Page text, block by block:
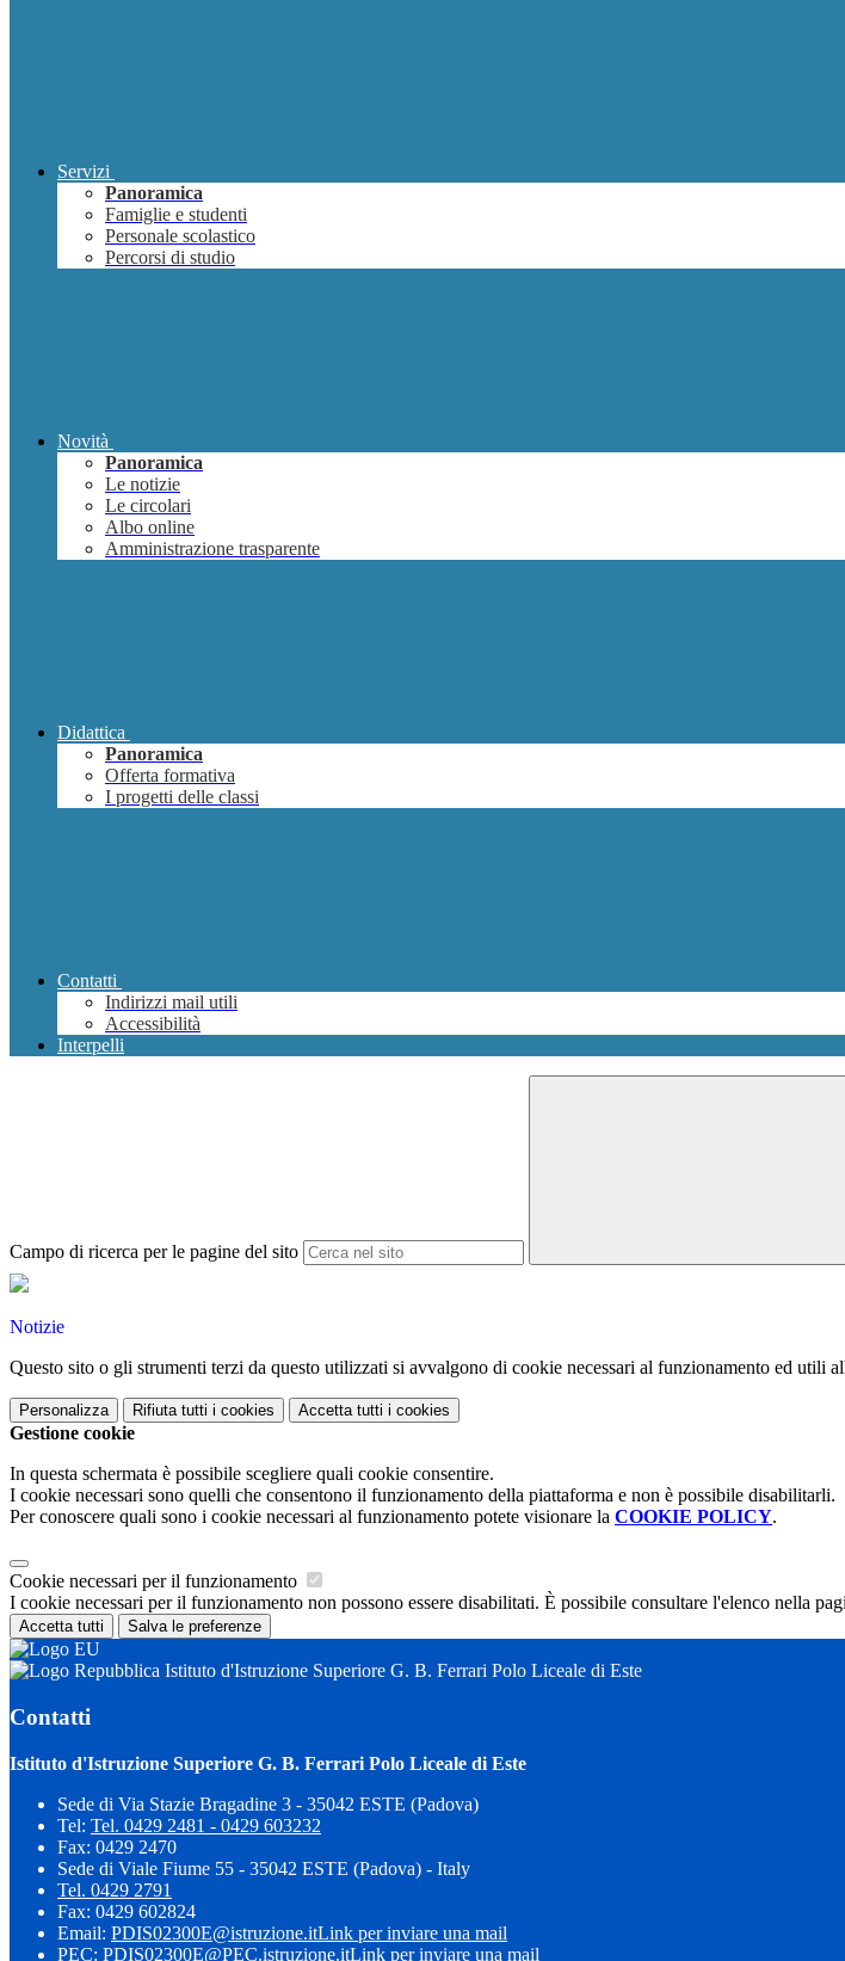
Servizi
Panoramica
Famiglie e studenti
Personale scolastico
Percorsi di studio
Novità
Panoramica
Le notizie
Le circolari
Albo online
Amministrazione trasparente
Didattica
Panoramica
Offerta formativa
I progetti delle classi
Contatti
Indirizzi mail utili
Accessibilità
Interpelli
Campo di ricerca per le pagine del sito
Notizie
Questo sito o gli strumenti terzi da questo utilizzati si avvalgono di cookie necessari al funzionamento ed utili
Personalizza Rifiuta tutti i cookies Accetta tutti i cookies
Gestione cookie
In questa schermata è possibile scegliere quali cookie consentire.
I cookie necessari sono quelli che consentono il funzionamento della piattaforma e non è possibile disabilitarli.
Per conoscere quali sono i cookie necessari al funzionamento potete visionare la COOKIE POLICY.
Cookie necessari per il funzionamento
I cookie necessari per il funzionamento non possono essere disabilitati. È possibile consultare l'elenco nella
Accetta tutti Salva le preferenze
Istituto d'Istruzione Superiore G. B. Ferrari Polo Liceale di Este
Contatti
Istituto d'Istruzione Superiore G. B. Ferrari Polo Liceale di Este
Sede di Via Stazie Bragadine 3 - 35042 ESTE (Padova)
Tel: Tel. 0429 2481 - 0429 603232
Fax: 0429 2470
Sede di Viale Fiume 55 - 35042 ESTE (Padova) - Italy
Tel. 0429 2791
Fax: 0429 602824
Email: PDIS02300E@istruzione.itLink per inviare una mail
PEC: PDIS02300E@PEC.istruzione.itLink per inviare una mail